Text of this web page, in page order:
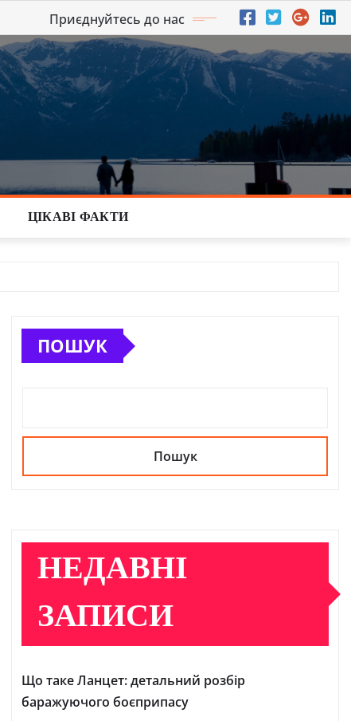
Приєднуйтесь до нас
ЦІКАВІ ФАКТИ
ПОШУК
Пошук
НЕДАВНІ
ЗАПИСИ
Що таке Ланцет: детальний розбір
баражуючого боєприпасу